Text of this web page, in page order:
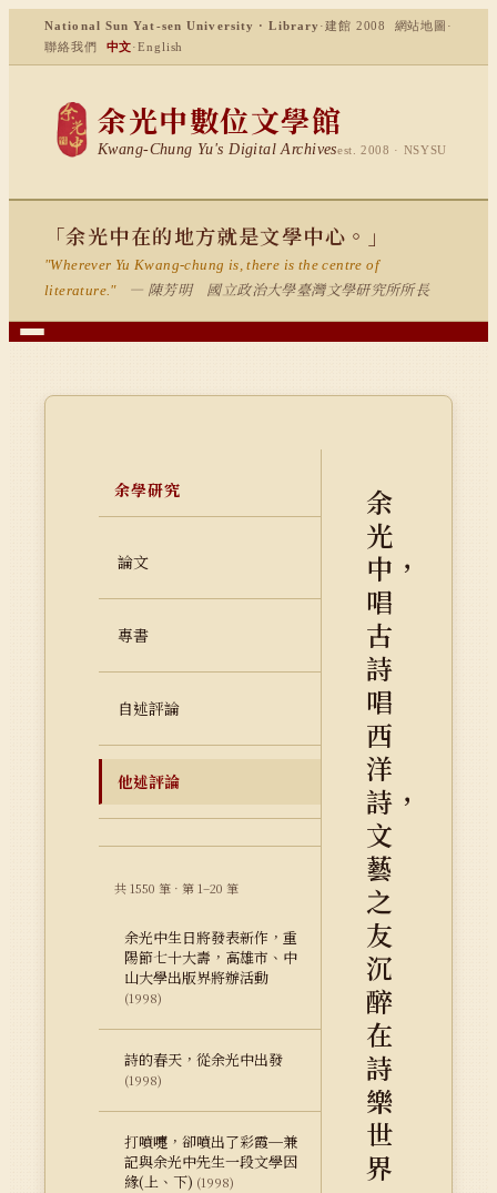
National Sun Yat-sen University · Library ·建館 2008 網站地圖 ·
聯絡我們
中文·English
余光中數位文學館
Kwang-Chung Yu's Digital Archivesest. 2008 · NSYSU
「余光中在的地方就是文學中心。」
"Wherever Yu Kwang-chung is, there is the centre of
literature."
— 陳芳明 國立政治大學臺灣文學研究所所長
余學研究
論文
專書
自述評論
他述評論
共 1550 筆 · 第 1–20 筆
余光中生日將發表新作，重
陽節七十大壽，高雄市、中
山大學出版界將辦活動
(1998)
詩的春天，從余光中出發
(1998)
打噴嚏，卻噴出了彩霞─兼
記與余光中先生一段文學因
緣(上、下) (1998)
余
光
中，
唱
古
詩
唱
西
洋
詩，
文
藝
之
友
沉
醉
在
詩
樂
世
界